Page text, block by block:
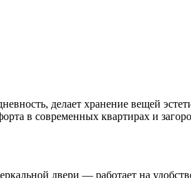
делает хранение вещей
в современных квартирах и
двери — работает на